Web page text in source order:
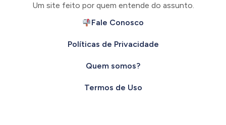
Um site feito por quem entende do assunto.
Fale Conosco
Políticas de Privacidade
Quem somos?
Termos de Uso